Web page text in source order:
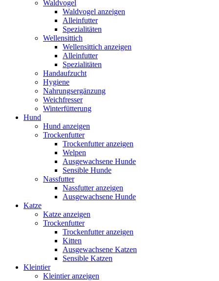
Waldvogel
Waldvogel anzeigen
Alleinfutter
Spezialitäten
Wellensittich
Wellensittich anzeigen
Alleinfutter
Spezialitäten
Handaufzucht
Hygiene
Nahrungsergänzung
Weichfresser
Winterfütterung
Hund
Hund anzeigen
Trockenfutter
Trockenfutter anzeigen
Welpen
Ausgewachsene Hunde
Sensible Hunde
Nassfutter
Nassfutter anzeigen
Ausgewachsene Hunde
Katze
Katze anzeigen
Trockenfutter
Trockenfutter anzeigen
Kitten
Ausgewachsene Katzen
Sensible Katzen
Kleintier
Kleintier anzeigen